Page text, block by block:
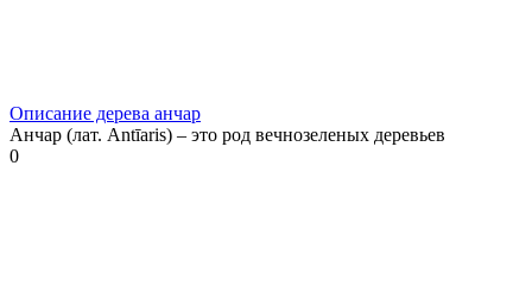
Описание дерева анчар
Анчар (лат. Antīaris) – это род вечнозеленых деревьев
0